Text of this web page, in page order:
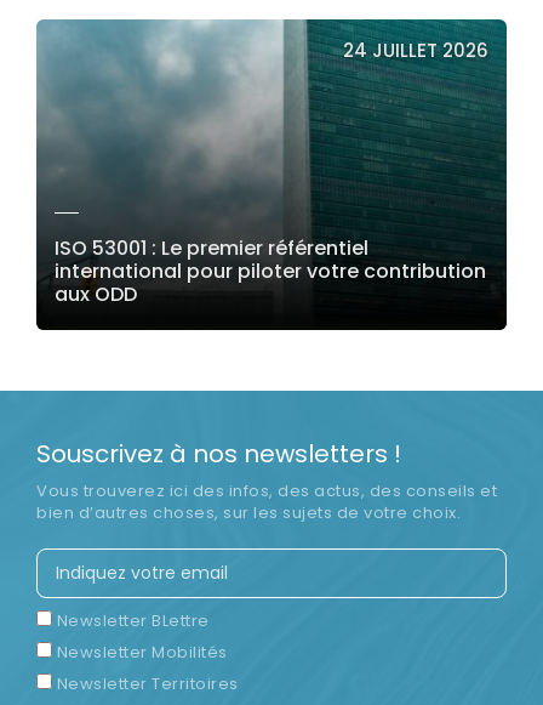
LIRE LA SUITE
24 JUILLET 2026
ISO 53001 : Le premier référentiel
international pour piloter votre contribution
aux ODD
Souscrivez à nos newsletters !
Vous trouverez ici des infos, des actus, des conseils et
bien d’autres choses, sur les sujets de votre choix.
Newsletter BLettre
Newsletter Mobilités
Newsletter Territoires